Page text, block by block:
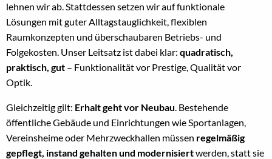
lehnen wir ab. Stattdessen setzen wir auf funktionale
Lösungen mit guter Alltagstauglichkeit, flexiblen
Raumkonzepten und überschaubaren Betriebs- und
Folgekosten. Unser Leitsatz ist dabei klar: quadratisch,
praktisch, gut – Funktionalität vor Prestige, Qualität vor
Optik.
Gleichzeitig gilt: Erhalt geht vor Neubau. Bestehende
öffentliche Gebäude und Einrichtungen wie Sportanlagen,
Vereinsheime oder Mehrzweckhallen müssen regelmäßig
gepflegt, instand gehalten und modernisiertwerden, statt sie